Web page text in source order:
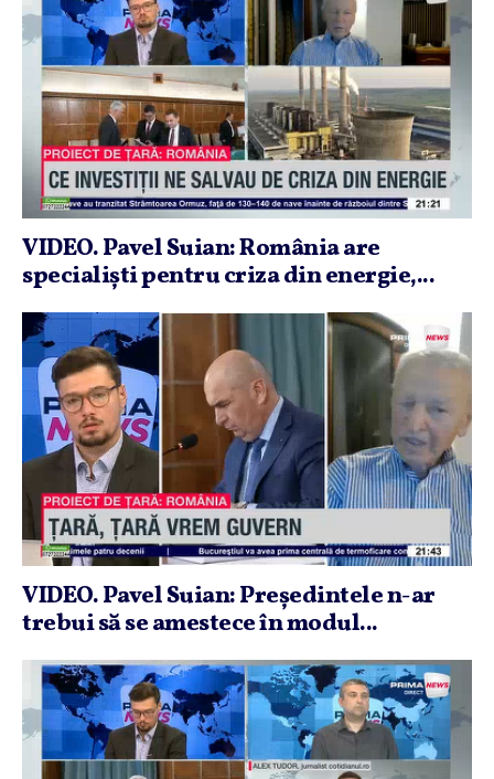
VIDEO. Pavel Suian: România are
specialişti pentru criza din energie,...
VIDEO. Pavel Suian: Preşedintele n-ar
trebui să se amestece în modul...